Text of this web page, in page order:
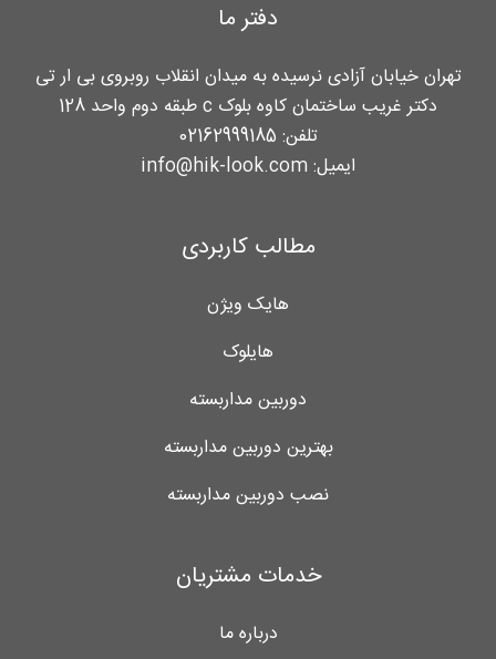
دفتر ما
تهران خیابان آزادی نرسیده به میدان انقلاب روبروی بی ار تی
دکتر غریب ساختمان کاوه بلوک c طبقه دوم واحد 128
تلفن: 02162999185
ایمیل: info@hik-look.com
مطالب کاربردی
هایک ویژن
هایلوک
دوربین مداربسته
بهترین دوربین مداربسته
نصب دوربین مداربسته
خدمات مشتریان
درباره ما